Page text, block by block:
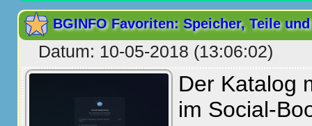
BGINFO Favoriten: Speicher, Teile
Datum: 10-05-2018 (13:06:02)
Der Katalog
im Social-